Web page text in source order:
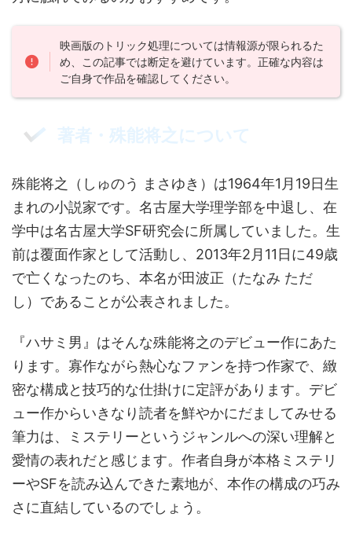
映画版のトリック処理については情報源が限られるた
め、この記事では断定を避けています。正確な内容は
ご自身で作品を確認してください。
著者・殊能将之について
殊能将之（しゅのう まさゆき）は1964年1月19日生
まれの小説家です。名古屋大学理学部を中退し、在
学中は名古屋大学SF研究会に所属していました。生
前は覆面作家として活動し、2013年2月11日に49歳
で亡くなったのち、本名が田波正（たなみ ただ
し）であることが公表されました。
『ハサミ男』はそんな殊能将之のデビュー作にあた
ります。寡作ながら熱心なファンを持つ作家で、緻
密な構成と技巧的な仕掛けに定評があります。デビ
ュー作からいきなり読者を鮮やかにだましてみせる
筆力は、ミステリーというジャンルへの深い理解と
愛情の表れだと感じます。作者自身が本格ミステリ
ーやSFを読み込んできた素地が、本作の構成の巧み
さに直結しているのでしょう。